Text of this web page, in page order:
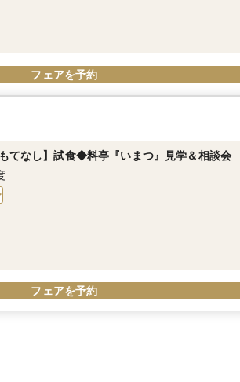
フェアを予約
てなし】試食◆料亭『いまつ』見学＆相談会
フェアを予約